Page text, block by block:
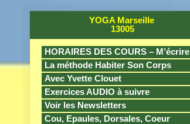
YOGA Marseille
13005
HORAIRES DES COURS – M’écrire
La méthode Habiter Son Corps
Avec Yvette Clouet
Exercices AUDIO à suivre
Voir les Newsletters
Cou, Epaules, Dorsales, Coeur